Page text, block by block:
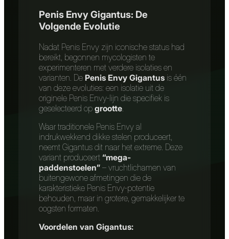
Penis Envy Gigantus: De
Volgende Evolutie
Nadat Penis Envy zijn iconische status had
bereikt, begonnen mycologisten te
experimenteren met verdere isolaties en
varianten. De Penis Envy Gigantus is één
van deze evoluties: een isolatie uit de
originele Penis Envy-lijn die specifiek is
geselecteerd op grootte
Waar traditionele Penis Envy al
indrukwekkend dikke stelen produceert,
neemt Gigantus dit naar het extreme. Deze
variant produceert “mega-
paddenstoelen” – vruchtlichamen van
buitengewone afmetingen die de
karakteristieke Penis Envy-potentie
behouden, maar in grotere, gemakkelijker te
oogsten formaten.
Voordelen van Gigantus: